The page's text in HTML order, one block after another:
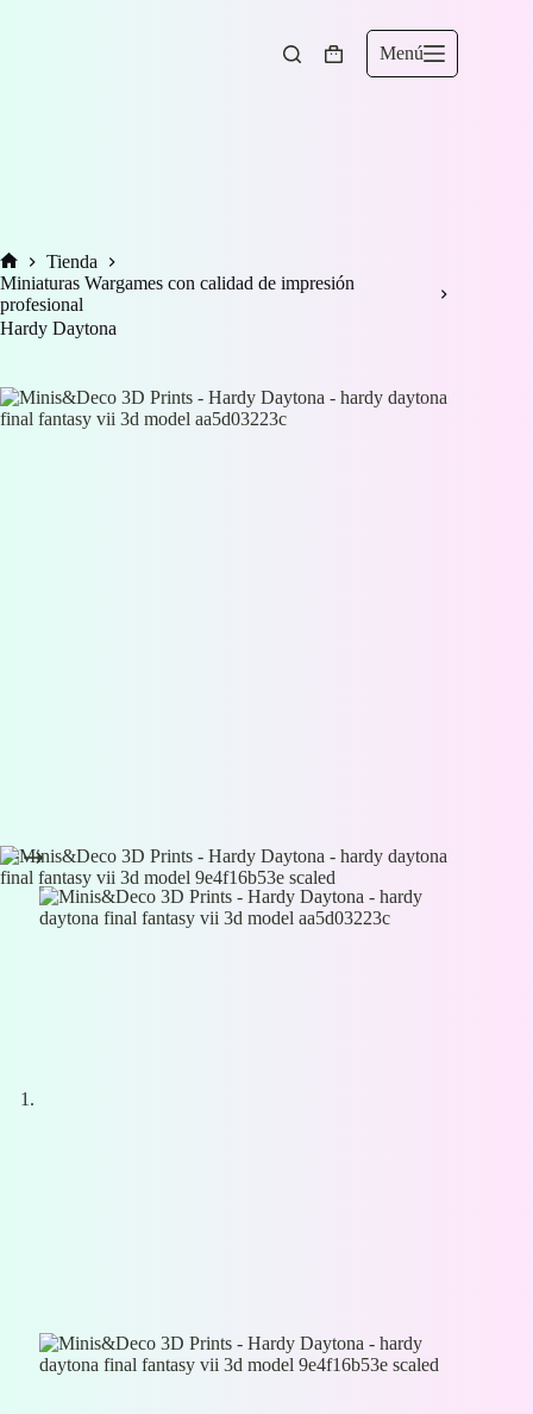
Carro
Menú
Inicio
Tienda
Miniaturas Wargames con calidad de impresión
profesional
Hardy Daytona